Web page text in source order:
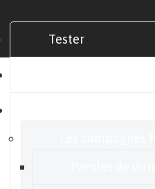
Tester